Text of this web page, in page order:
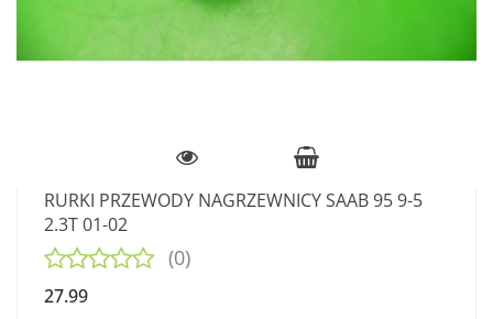
RURKI PRZEWODY NAGRZEWNICY SAAB 95 9-5
2.3T 01-02
(0)
27.99